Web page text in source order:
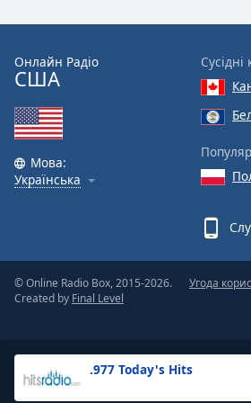
Text
Opacity
Background
.977 Today's Hits
Онлайн Радіо
США
Мова:
Українська
Сусідні
© Online Radio Box, 2015-2026.
Created by Final Level
Угода